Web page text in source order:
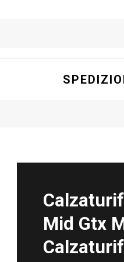
Mid Gtx